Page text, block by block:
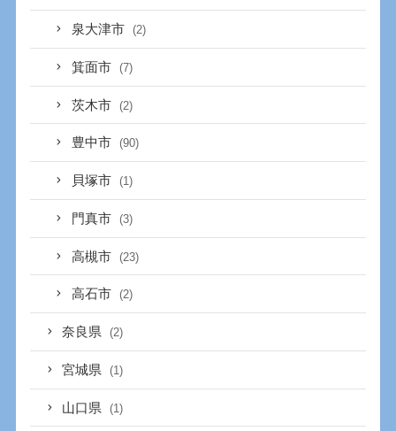
泉大津市 (2)
箕面市 (7)
茨木市 (2)
豊中市 (90)
貝塚市 (1)
門真市 (3)
高槻市 (23)
高石市 (2)
奈良県 (2)
宮城県 (1)
山口県 (1)